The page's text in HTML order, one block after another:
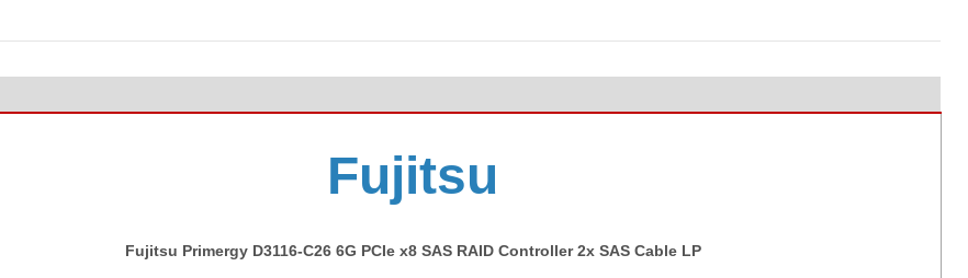
Fujitsu
Fujitsu Primergy D3116-C26 6G PCIe x8 SAS RAID Controller 2x SAS Cable LP